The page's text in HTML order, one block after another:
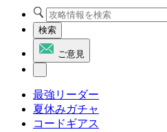
検索
ご意見
最強リーダー
夏休みガチャ
コードギアス